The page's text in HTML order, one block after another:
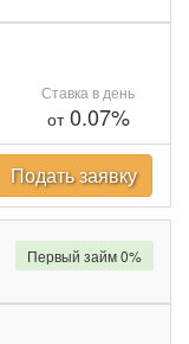
Ставка в день
от0.07%
Подать заявку
Первый займ 0%